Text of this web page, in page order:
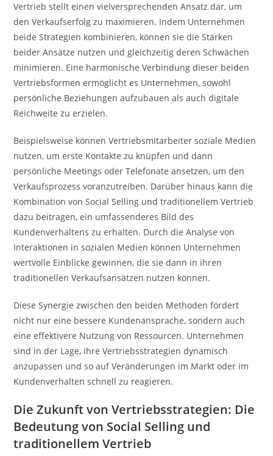
Vertrieb stellt einen vielversprechenden Ansatz dar, um
den Verkaufserfolg zu maximieren. Indem Unternehmen
beide Strategien kombinieren, können sie die Stärken
beider Ansätze nutzen und gleichzeitig deren Schwächen
minimieren. Eine harmonische Verbindung dieser beiden
Vertriebsformen ermöglicht es Unternehmen, sowohl
persönliche Beziehungen aufzubauen als auch digitale
Reichweite zu erzielen.
Beispielsweise können Vertriebsmitarbeiter soziale Medien
nutzen, um erste Kontakte zu knüpfen und dann
persönliche Meetings oder Telefonate ansetzen, um den
Verkaufsprozess voranzutreiben. Darüber hinaus kann die
Kombination von Social Selling und traditionellem Vertrieb
dazu beitragen, ein umfassenderes Bild des
Kundenverhaltens zu erhalten. Durch die Analyse von
Interaktionen in sozialen Medien können Unternehmen
wertvolle Einblicke gewinnen, die sie dann in ihren
traditionellen Verkaufsansätzen nutzen können.
Diese Synergie zwischen den beiden Methoden fördert
nicht nur eine bessere Kundenansprache, sondern auch
eine effektivere Nutzung von Ressourcen. Unternehmen
sind in der Lage, ihre Vertriebsstrategien dynamisch
anzupassen und so auf Veränderungen im Markt oder im
Kundenverhalten schnell zu reagieren.
Die Zukunft von Vertriebsstrategien: Die
Bedeutung von Social Selling und
traditionellem Vertrieb